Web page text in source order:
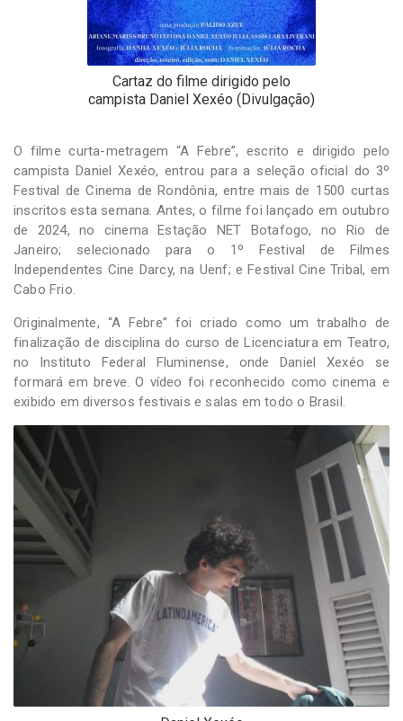
Cartaz do filme dirigido pelo
campista Daniel Xexéo (Divulgação)
O filme curta-metragem “A Febre”, escrito e dirigido pelo
campista Daniel Xexéo, entrou para a seleção oficial do 3º
Festival de Cinema de Rondônia, entre mais de 1500 curtas
inscritos esta semana. Antes, o filme foi lançado em outubro
de 2024, no cinema Estação NET Botafogo, no Rio de
Janeiro; selecionado para o 1º Festival de Filmes
Independentes Cine Darcy, na Uenf; e Festival Cine Tribal, em
Cabo Frio.
Originalmente, “A Febre” foi criado como um trabalho de
finalização de disciplina do curso de Licenciatura em Teatro,
no Instituto Federal Fluminense, onde Daniel Xexéo se
formará em breve. O vídeo foi reconhecido como cinema e
exibido em diversos festivais e salas em todo o Brasil.